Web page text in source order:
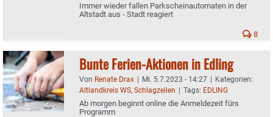
Immer wieder fallen Parkscheinautomaten in der
Altstadt aus - Stadt reagiert
8
Bunte Ferien-Aktionen in Edling
Von Renate Drax | Mi. 5.7.2023 - 14:27 | Kategorien:
Altlandkreis WS, Schlagzeilen | Tags: EDLING
Ab morgen beginnt online die Anmeldezeit fürs
Programm